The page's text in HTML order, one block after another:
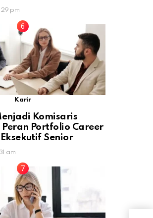
pm
Karir
Komisaris
Peran Portfolio Career
Senior
am